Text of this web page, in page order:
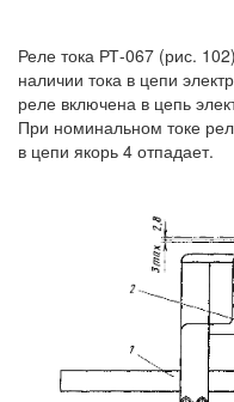
Реле тока РТ-067 (рис.
наличии тока в цепи
реле включена в цепь
При номинальном токе
в цепи якорь 4 отпадает.